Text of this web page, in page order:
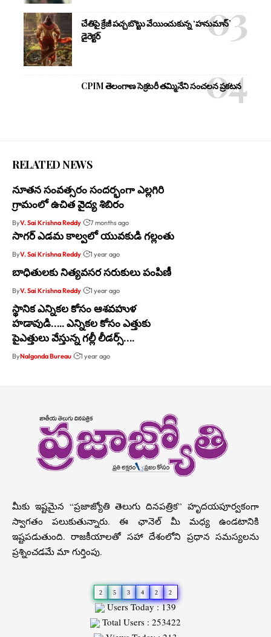
చేతిపై క్రేజీ పచ్చబొట్టు వేయించుకున్న ‘హనుమాన్’
డైరెక్టర్
CPIM తెలంగాణ సెక్రటరీ తమ్మినేని సంచలన ప్రకటన
RELATED NEWS
నూతన సంవత్సరం సందర్భంగా ఎల్లగిరి
గ్రామంలో ఉచిత వైద్య శిబిరం
ByV. Sai Krishna Reddy 7 months ago
సాగర్ ఎడమ కాల్వలో యువకుడి గల్లంతు
ByV. Sai Krishna Reddy 1 year ago
బాధితులకు నిత్యవసర సరుకులు పంపిణీ
ByV. Sai Krishna Reddy 1 year ago
స్థానిక ఎన్నికల కోసం ఆశవహుళ
హడావుడి….. ఎన్నికల కోసం ఎత్తుకు
పైఎత్తులు వేస్తున్న గల్లీ లీడర్స్….
ByNalgonda Bureau 1 year ago
మీకు ఇష్టమైన “ప్రజాజ్యోతి తెలుగు దినపత్రిక” హృదయపూర్వకంగా
స్వాగతం పలుకుతున్నారు. ఈ ఛానెల్ మీ మధ్య ఉండటానికి
ఇష్టపడుతుంది. రాజకీయాలతో సహా దేశంలోని ప్రధాన సమస్యలను
ప్రశ్నించడమే మా గుర్తింపు.
2 5 3 4 2 2
Users Today : 139
Total Users : 253422